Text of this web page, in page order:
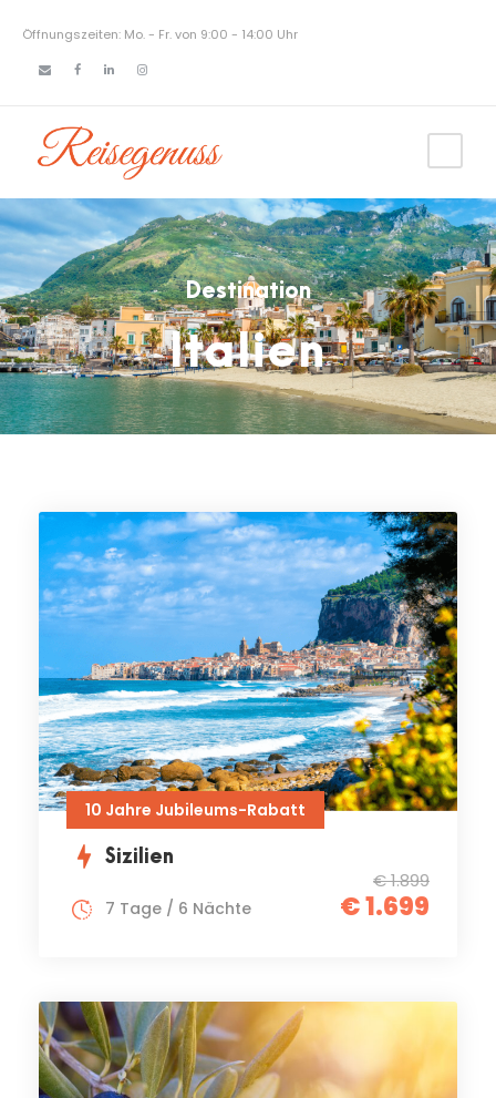
Öffnungszeiten: Mo. - Fr. von 9:00 - 14:00 Uhr
Destination
Italien
10 Jahre Jubileums-Rabatt
Sizilien
€ 1.899
€ 1.699
7 Tage / 6 Nächte